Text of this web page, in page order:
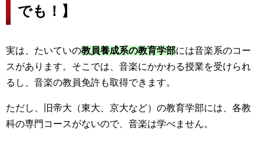
でも！】
実は、たいていの教員養成系の教育学部には音楽系のコー
スがあります。そこでは、音楽にかかわる授業を受けられ
るし、音楽の教員免許も取得できます。
ただし、旧帝大（東大、京大など）の教育学部には、各教
科の専門コースがないので、音楽は学べません。